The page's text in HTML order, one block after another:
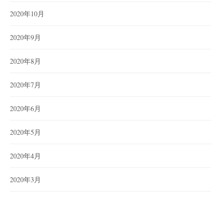
2020年10月
2020年9月
2020年8月
2020年7月
2020年6月
2020年5月
2020年4月
2020年3月